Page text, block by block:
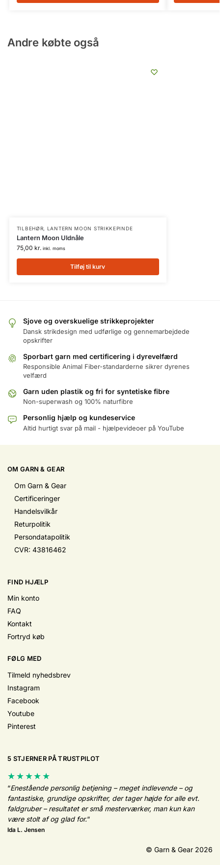
Andre købte også
TILBEHØR, LANTERN MOON STRIKKEPINDE
Lantern Moon Uldnåle
75,00 kr. inkl. moms
Tilføj til kurv
Sjove og overskuelige strikkeprojekter
Dansk strikdesign med udførlige og gennemarbejdede
opskrifter
Sporbart garn med certificering i dyrevelfærd
Responsible Animal Fiber-standarderne sikrer dyrenes
velfærd
Garn uden plastik og fri for syntetiske fibre
Non-superwash og 100% naturfibre
Personlig hjælp og kundeservice
Altid hurtigt svar på mail - hjælpevideoer på YouTube
OM GARN & GEAR
Om Garn & Gear
Certificeringer
Handelsvilkår
Returpolitik
Persondatapolitik
CVR: 43816462
FIND HJÆLP
Min konto
FAQ
Kontakt
Fortryd køb
FØLG MED
Tilmeld nyhedsbrev
Instagram
Facebook
Youtube
Pinterest
5 STJERNER PÅ TRUSTPILOT
★★★★★
“Enestående personlig betjening – meget indlevende – og
fantastiske, grundige opskrifter, der tager højde for alle evt.
faldgruber – resultatet er små mesterværker, man kun kan
være stolt af og glad for.“
Ida L. Jensen
© Garn & Gear 2026